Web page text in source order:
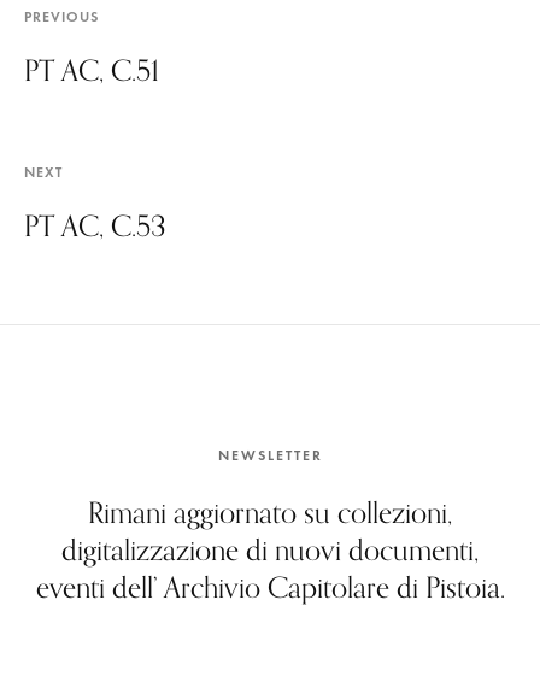
PREVIOUS
PT AC, C.51
NEXT
PT AC, C.53
NEWSLETTER
Rimani aggiornato su collezioni,
digitalizzazione di nuovi documenti,
eventi dell’ Archivio Capitolare di Pistoia.